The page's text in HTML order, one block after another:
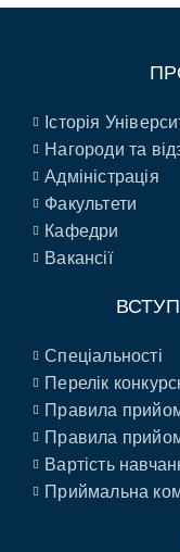
Історія
Нагороди та
Адміністрація
Факультети
Кафедри
Вакансії
Спеціальності
Перелік
Правила
Правила
Вартість
Приймальна